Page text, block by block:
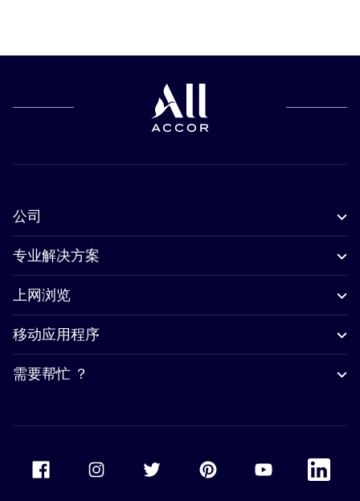
公司
专业解决方案
上网浏览
移动应用程序
需要帮忙 ？
Accor Facebook Accor TwitterAccor PinterestAccor Youtube
Accor